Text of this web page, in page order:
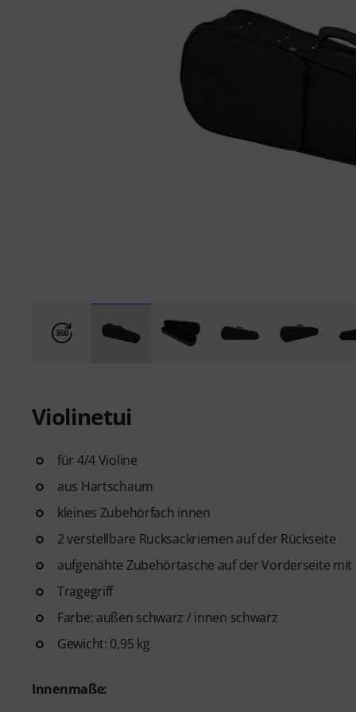
Violinetui
für 4/4 Violine
aus Hartschaum
kleines Zubehörfach innen
2 verstellbare Rucksackriemen auf der Rückseite
aufgenähte Zubehörtasche auf der Vorderseite mit
Tragegriff
Farbe: außen schwarz / innen schwarz
Gewicht: 0,95 kg
Innenmaße: